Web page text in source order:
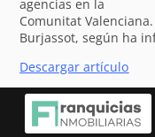
agencias en la
Comunitat
Burjassot, según ha
Descargar artículo